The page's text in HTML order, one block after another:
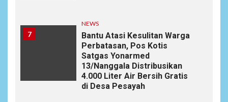
7
NEWS
Bantu Atasi Kesulitan Warga
Perbatasan, Pos Kotis
Satgas Yonarmed
13/Nanggala Distribusikan
4.000 Liter Air Bersih Gratis
di Desa Pesayah